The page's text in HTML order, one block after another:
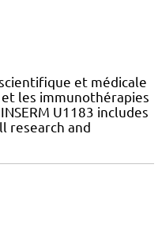
et médicale
les immunothérapies
U1183 includes
research and